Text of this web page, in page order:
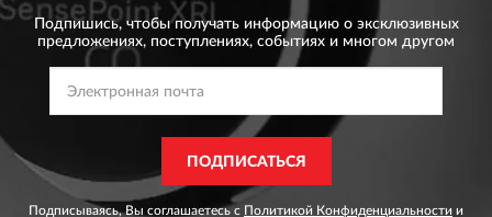
Подпишись, чтобы получать информацию о эксклюзивных
предложениях, поступлениях, событиях и многом другом
ПОДПИСАТЬСЯ
Подписываясь, Вы соглашаетесь с Политикой Конфиденциальности и